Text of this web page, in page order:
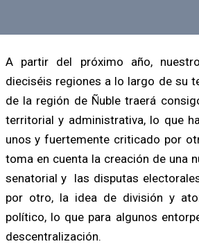
A partir del próximo año,
dieciséis regiones a lo largo de su
de la región de Ñuble traerá
territorial y administrativa, lo que
unos y fuertemente criticado por
toma en cuenta la creación de una
senatorial y las disputas
por otro, la idea de división y
político, lo que para algunos
descentralización.